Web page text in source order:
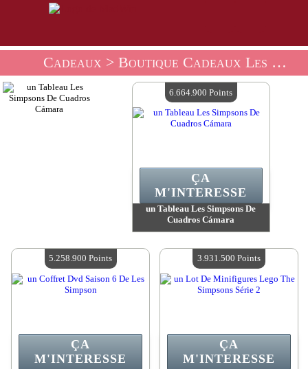
Cadeaux > Boutique Cadeaux Les Simpsons
un Tableau Les Simpsons De
Cuadros Cámara
Quantité Disponible :4
ÇA
M'INTERESSE
6.664.900 Points
ÇA
M'INTERESSE
5.258.900 Points
ÇA
M'INTERESSE
3.931.500 Points